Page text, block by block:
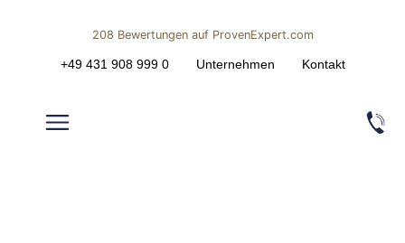
ECK & OBERG IMMOBILIEN |
208 Bewertungen auf ProvenExpert.com
+49 431 908 999 0 Unternehmen Kontakt